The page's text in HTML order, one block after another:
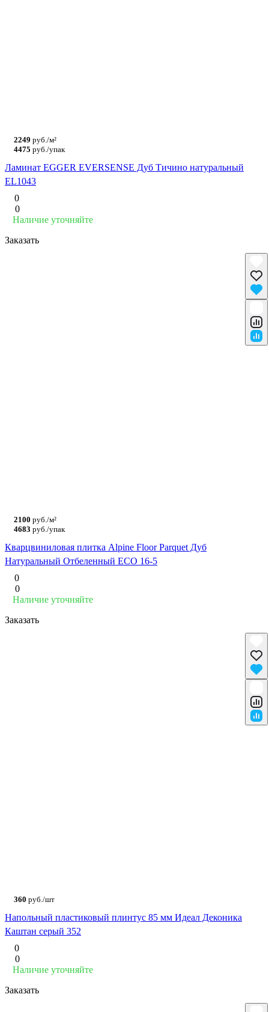
2249 руб./м²
4475 руб./упак
Ламинат EGGER EVERSENSE Дуб Тичино натуральный
EL1043
0
0
Наличие уточняйте
Заказать
2100 руб./м²
4683 руб./упак
Кварцвиниловая плитка Alpine Floor Parquet Дуб
Натуральный Отбеленный ECO 16-5
0
0
Наличие уточняйте
Заказать
360 руб./шт
Напольный пластиковый плинтус 85 мм Идеал Деконика
Каштан серый 352
0
0
Наличие уточняйте
Заказать